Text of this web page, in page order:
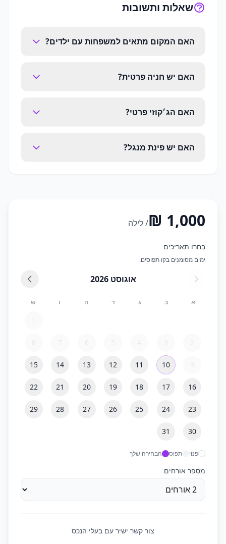
שאלות ותשובות
האם המקום מתאים למשפחות עם ילדים?
האם יש חניה פרטית?
האם הג׳קוזי פרטי?
האם יש פינת מנגל?
/ לילה
בחרו תאריכים
ימים מסומנים בקו תפוסים.
אוגוסט 2026
א ב ג ד ה ו ש
10
11
12
13
14
15
16
17
18
19
20
21
22
23
24
25
26
27
28
29
30
31
פנוי תפוס הבחירה שלך
מספר אורחים
צור קשר ישיר עם בעלי הנכס